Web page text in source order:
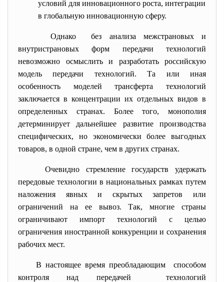
условий для инновационного роста, интеграции
в глобальную инновационную сферу.
Однако без анализа межстрановых и
внутристрановых форм передачи технологий
невозможно осмыслить и разработать российскую
модель передачи технологий. Та или иная
особенность моделей трансферта технологий
заключается в концентрации их отдельных видов в
определенных странах. Более того, монополия
детерминирует дальнейшее развитие производства
специфических, но экономически более выгодных
товаров, в одной стране, чем в других странах.
Очевидно стремление государств удержать
передовые технологии в национальных рамках путем
наложения явных и скрытых запретов или
ограничений на ее вывоз. Так, многие страны
ограничивают импорт технологий с целью
ограничения иностранной конкуренции и сохранения
рабочих мест.
В настоящее время преобладающим способом
контроля над передачей технологий